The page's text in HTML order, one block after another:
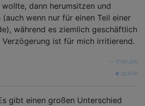
dann herumsitzen und
wenn nur für einen Teil einer
während es ziemlich geschäftlich
Verzögerung ist für mich irritierend.
therube
quelle
gibt einen großen Unterschied